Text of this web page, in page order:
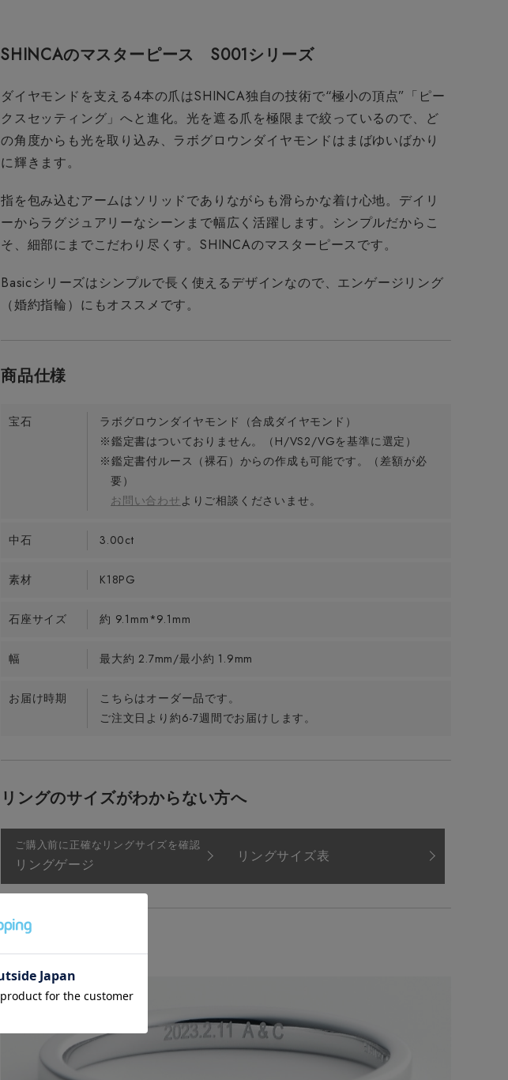
SHINCAのマスターピース S001シリーズ
ダイヤモンドを支える4本の爪はSHINCA独自の技術で“極小の頂点”「ピー
クスセッティング」へと進化。光を遮る爪を極限まで絞っているので、ど
の角度からも光を取り込み、ラボグロウンダイヤモンドはまばゆいばかり
に輝きます。
指を包み込むアームはソリッドでありながらも滑らかな着け心地。デイリ
ーからラグジュアリーなシーンまで幅広く活躍します。シンプルだからこ
そ、細部にまでこだわり尽くす。SHINCAのマスターピースです。
Basicシリーズはシンプルで長く使えるデザインなので、エンゲージリング
（婚約指輪）にもオススメです。
宝石
ラボグロウンダイヤモンド（合成ダイヤモンド）
※鑑定書はついておりません。（H/VS2/VGを基準に選定）
※鑑定書付ルース（裸石）からの作成も可能です。（差額が必
要）
お問い合わせ よりご相談くださいませ。
中石 3.00ct
素材 K18PG
石座サイズ 約 9.1mm*9.1mm
幅 最大約 2.7mm/最小約 1.9mm
お届け時期
こちらはオーダー品です。
ご注文日より約6-7週間でお届けします。
リングのサイズがわからない方へ
ご購入前に正確なリングサイズを確認
リングゲージ リングサイズ表